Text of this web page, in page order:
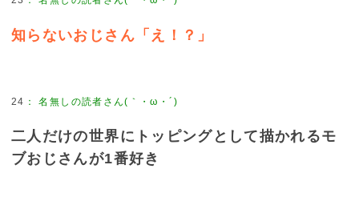
知らないおじさん「え！？」
24 ：名無しの読者さん(｀・ω・´)
二人だけの世界にトッピングとして描かれるモ
ブおじさんが1番好き